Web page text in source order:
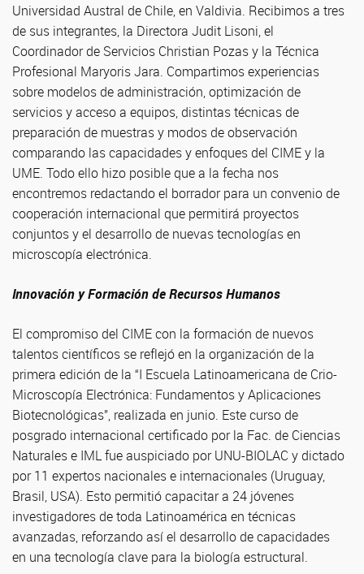
Universidad Austral de Chile, en Valdivia. Recibimos a tres
de sus integrantes, la Directora Judit Lisoni, el
Coordinador de Servicios Christian Pozas y la Técnica
Profesional Maryoris Jara. Compartimos experiencias
sobre modelos de administración, optimización de
servicios y acceso a equipos, distintas técnicas de
preparación de muestras y modos de observación
comparando las capacidades y enfoques del CIME y la
UME. Todo ello hizo posible que a la fecha nos
encontremos redactando el borrador para un convenio de
cooperación internacional que permitirá proyectos
conjuntos y el desarrollo de nuevas tecnologías en
microscopía electrónica.
Innovación y Formación de Recursos Humanos
El compromiso del CIME con la formación de nuevos
talentos científicos se reflejó en la organización de la
primera edición de la “I Escuela Latinoamericana de Crio-
Microscopía Electrónica: Fundamentos y Aplicaciones
Biotecnológicas”, realizada en junio. Este curso de
posgrado internacional certificado por la Fac. de Ciencias
Naturales e IML fue auspiciado por UNU-BIOLAC y dictado
por 11 expertos nacionales e internacionales (Uruguay,
Brasil, USA). Esto permitió capacitar a 24 jóvenes
investigadores de toda Latinoamérica en técnicas
avanzadas, reforzando así el desarrollo de capacidades
en una tecnología clave para la biología estructural.